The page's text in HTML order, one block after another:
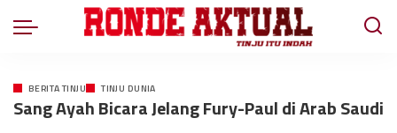
BERITA TINJU TINJU DUNIA
Sang Ayah Bicara Jelang Fury-Paul di Arab Saudi